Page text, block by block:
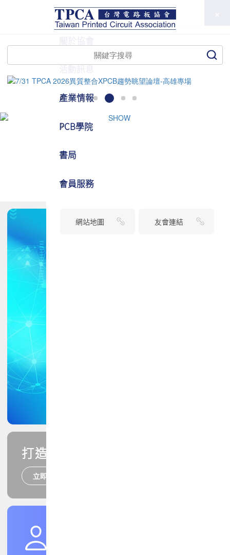
打造您的PCB專業技能
立即報名
TPCA
活動訊息
產業情報
PCB學院
書局
會員服務
網站地圖 友會連結